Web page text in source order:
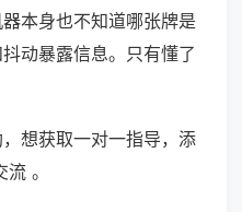
本身也不知道哪张牌是
动暴露信息。只有懂了
想获取一对一指导，添
。